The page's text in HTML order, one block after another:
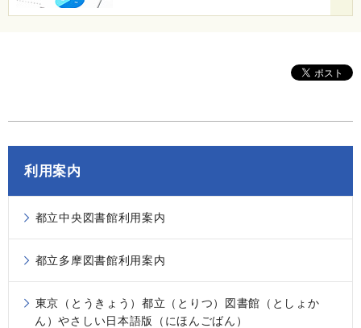
利用案内
都立中央図書館利用案内
都立多摩図書館利用案内
東京（とうきょう）都立（とりつ）図書館（としょか
ん）やさしい日本語版（にほんごばん）